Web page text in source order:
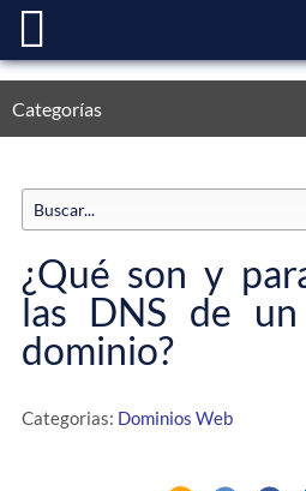
Categorías
¿Qué son y
las DNS de
dominio?
Categorias: Dominios Web